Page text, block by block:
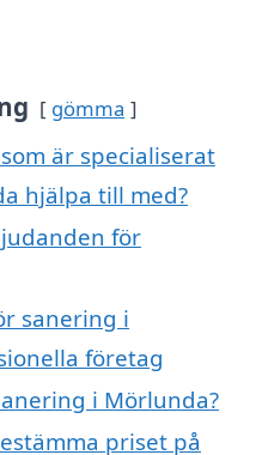
gömma
är specialiserat
hjälpa till med?
för
sanering i
företag
i Mörlunda?
priset på